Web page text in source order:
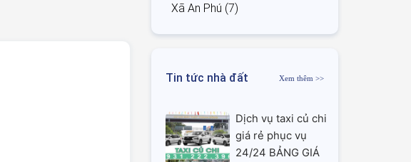
Xã An Phú (7)
Tin tức nhà đất Xem thêm >>
Dịch vụ taxi củ chi
giá rẻ phục vụ
24/24 BẢNG GIÁ